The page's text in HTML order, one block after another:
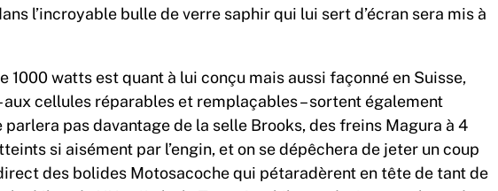
l’incroyable bulle de verre saphir qui lui sert d’écran sera mis à
1000 watts est quant à lui conçu mais aussi façonné en Suisse,
cellules réparables et remplaçables – sortent également
parlera pas davantage de la selle Brooks, des freins Magura à 4
si aisément par l’engin, et on se dépêchera de jeter un coup
des bolides Motosacoche qui pétaradèrent en tête de tant de